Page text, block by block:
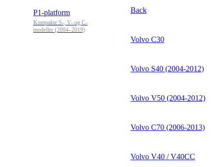
P1-platform
Kompakte S-, V- og C-
modeller (2004–2019)
Back
Volvo C30
Volvo S40 (2004-2012)
Volvo V50 (2004-2012)
Volvo C70 (2006-2013)
Volvo V40 / V40CC